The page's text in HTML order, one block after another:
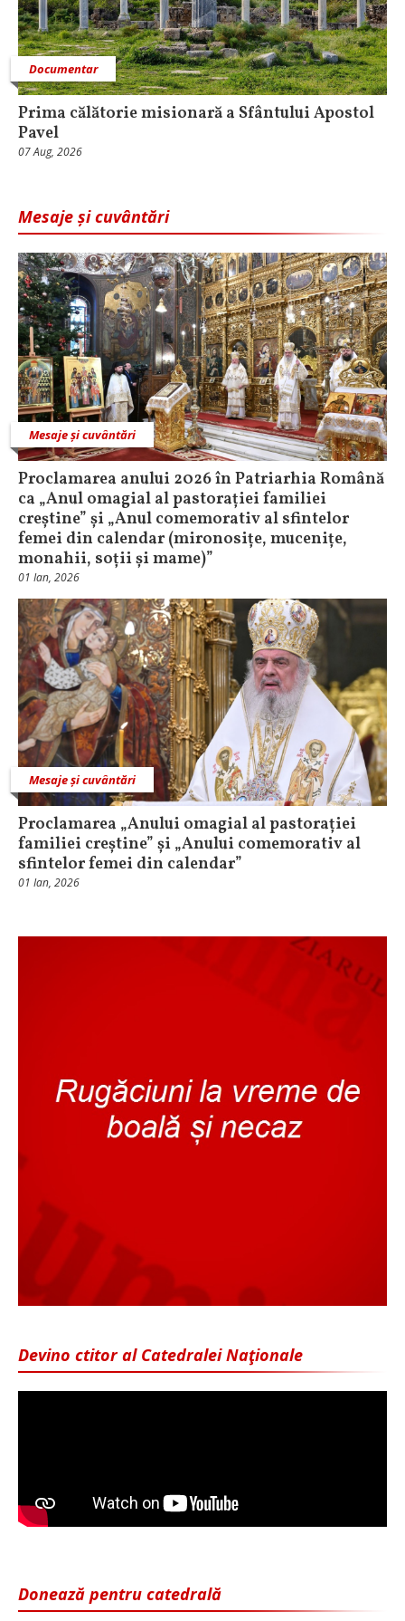
Documentar
Prima călătorie misionară a Sfântului Apostol
Pavel
07 Aug, 2026
Mesaje și cuvântări
Mesaje și cuvântări
Proclamarea anului 2026 în Patriarhia Română
ca „Anul omagial al pastorației familiei
creștine” și „Anul comemorativ al sfintelor
femei din calendar (mironosițe, mucenițe,
monahii, soții și mame)”
01 Ian, 2026
Mesaje și cuvântări
Proclamarea „Anului omagial al pastorației
familiei creștine” și „Anului comemorativ al
sfintelor femei din calendar”
01 Ian, 2026
Devino ctitor al Catedralei Naţionale
Donează pentru catedrală